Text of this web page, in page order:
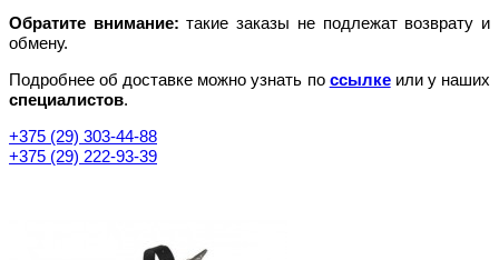
Обратите внимание: такие заказы не подлежат возврату и
обмену.
Подробнее об доставке можно узнать по ссылкеили у наших
специалистов.
+375 (29) 303-44-88
+375 (29) 222-93-39